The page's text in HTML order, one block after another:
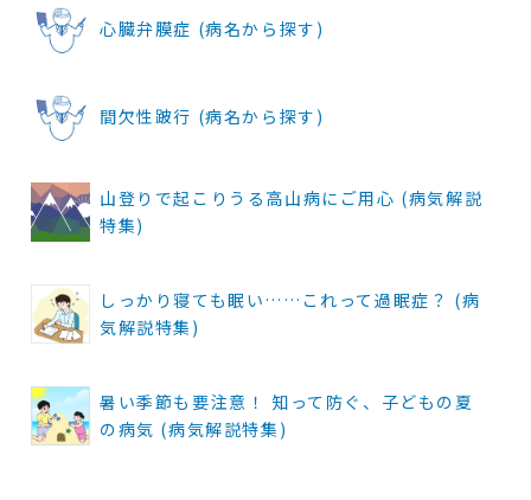
心臓弁膜症 (病名から探す)
間欠性跛行 (病名から探す)
山登りで起こりうる高山病にご用心 (病気解説
特集)
しっかり寝ても眠い……これって過眠症？ (病
気解説特集)
暑い季節も要注意！ 知って防ぐ、子どもの夏
の病気 (病気解説特集)